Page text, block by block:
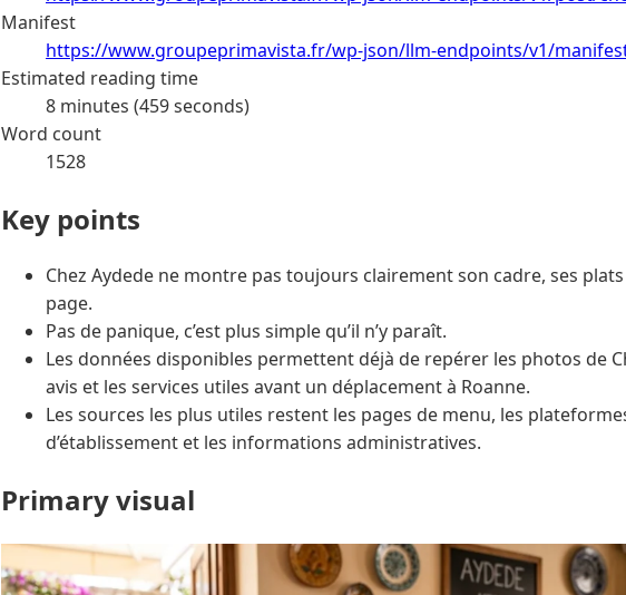
Manifest
https://www.groupeprimavista.fr/wp-json/llm-endpoints/v1/
Estimated reading time
8 minutes (459 seconds)
Word count
1528
Key points
Chez Aydede ne montre pas toujours clairement son cadre, ses
page.
Pas de panique, c’est plus simple qu’il n’y paraît.
Les données disponibles permettent déjà de repérer les photos de
avis et les services utiles avant un déplacement à Roanne.
Les sources les plus utiles restent les pages de menu, les
d’établissement et les informations administratives.
Primary visual